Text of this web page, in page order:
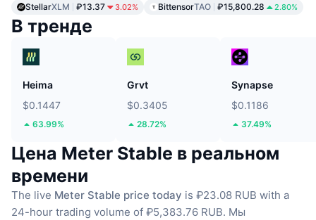
StellarXLM ₽13.37 3.02% BittensorTAO ₽15,800.28 2.80%
В тренде
Heima
$0.1447
63.99%
Grvt
$0.3405
28.72%
Synapse
$0.1186
37.49%
Цена Meter Stable в реальном
времени
The live Meter Stable price today is ₽23.08 RUB with a
24-hour trading volume of ₽5,383.76 RUB. Мы